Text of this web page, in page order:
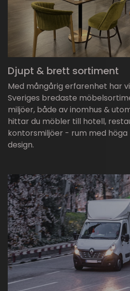
Djupt & brett sortiment
Med mångårig erfarenhet har
Sveriges bredaste
miljöer, både av inomhus &
hittar du möbler till hotell,
kontorsmiljöer - rum med
design.